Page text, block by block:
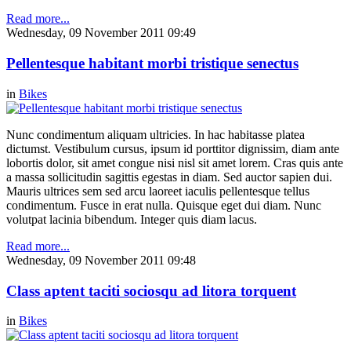
Read more...
Wednesday, 09 November 2011 09:49
Pellentesque habitant morbi tristique senectus
in Bikes
Nunc condimentum aliquam ultricies. In hac habitasse platea
dictumst. Vestibulum cursus, ipsum id porttitor dignissim, diam ante
lobortis dolor, sit amet congue nisi nisl sit amet lorem. Cras quis ante
a massa sollicitudin sagittis egestas in diam. Sed auctor sapien dui.
Mauris ultrices sem sed arcu laoreet iaculis pellentesque tellus
condimentum. Fusce in erat nulla. Quisque eget dui diam. Nunc
volutpat lacinia bibendum. Integer quis diam lacus.
Read more...
Wednesday, 09 November 2011 09:48
Class aptent taciti sociosqu ad litora torquent
in Bikes